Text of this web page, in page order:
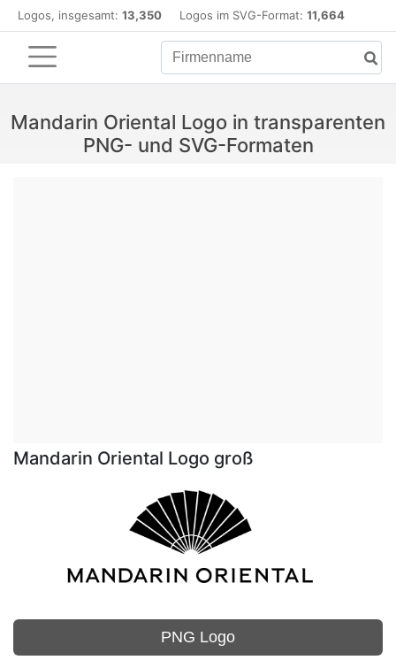
Logos, insgesamt: 13,350 Logos im SVG-Format: 11,664
Mandarin Oriental Logo in transparenten
PNG- und SVG-Formaten
Mandarin Oriental Logo groß
PNG Logo